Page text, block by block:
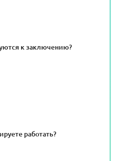
к заключению?
работать?